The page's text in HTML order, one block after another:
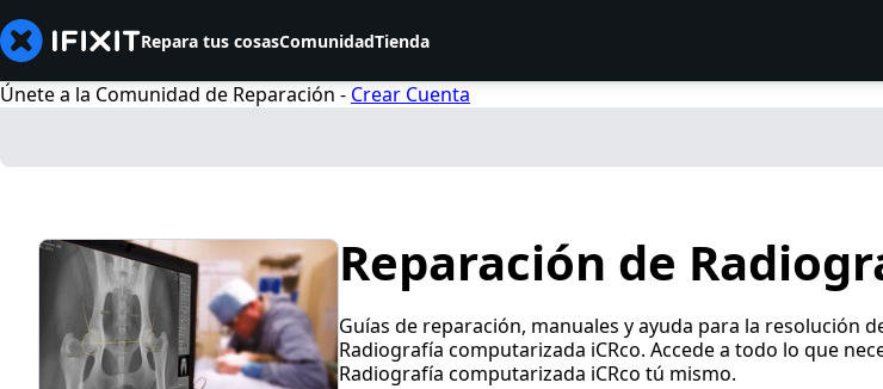
Repara tus cosasComunidadTienda
Únete a la Comunidad de Reparación - Crear Cuenta
Reparación de
Guías de reparación, manuales y ayuda para la resolución
Radiografía computarizada iCRco. Accede a todo lo que
Radiografía computarizada iCRco tú mismo.